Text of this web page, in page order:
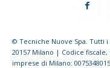
© Tecniche Nuove Spa. Tutti
20157 Milano | Codice
imprese di Milano: